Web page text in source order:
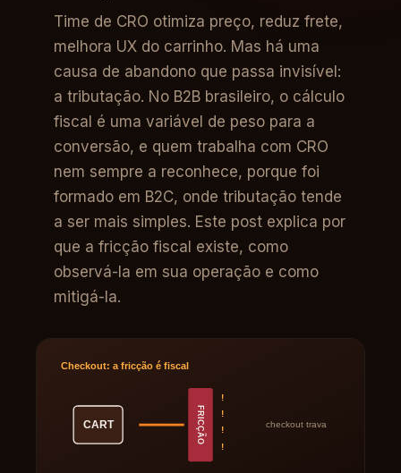
Time de CRO otimiza preço, reduz frete,
melhora UX do carrinho. Mas há uma
causa de abandono que passa invisível:
a tributação. No B2B brasileiro, o cálculo
fiscal é uma variável de peso para a
conversão, e quem trabalha com CRO
nem sempre a reconhece, porque foi
formado em B2C, onde tributação tende
a ser mais simples. Este post explica por
que a fricção fiscal existe, como
observá-la em sua operação e como
mitigá-la.